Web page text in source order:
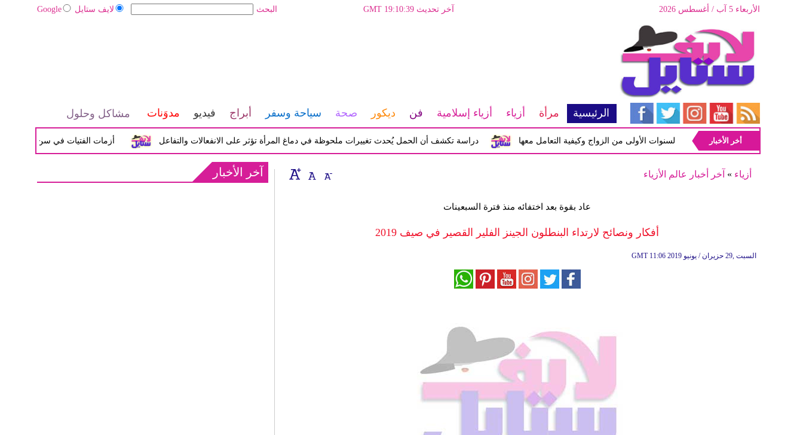
لايف ستايل Google البحث آخر تحديث GMT 19:10:39 الأربعاء 5 آب / أغسطس 2026
الرئيسية مرأة أزياء أزياء إسلامية فن ديكور صحة سياحة وسفر أبراج فيديو مدوَنات مشاكل وحلول
أزمات الفتيات في سن المراهقة بين دراسة تكشف أن الحمل يُحدث تغييرات ملحوظة في دماغ المرأة تؤثر على الانفعالات والتفاعل أبرز المشاكل شيوعاً في السنوات الأولى من الزواج وكيفية التعامل معها
أخر الأخبار
أزياء » آخر أخبار عالم الأزياء
عاد بقوة بعد اختفائه منذ فترة السبعينات
أفكار ونصائح لارتداء البنطلون الجينز الفلير القصير في صيف 2019
GMT 11:06 2019 السبت ,29 حزيران / يونيو
آخر الأخبار